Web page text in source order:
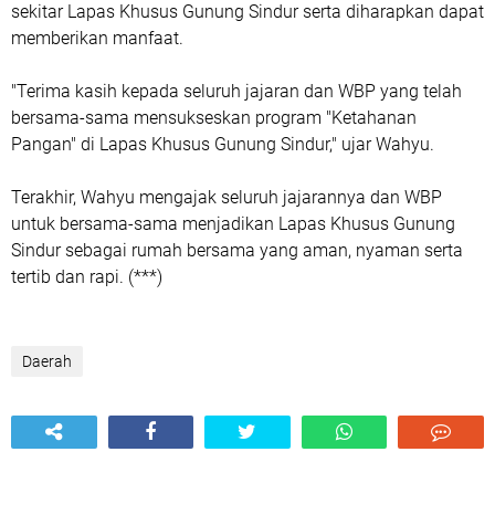
sekitar Lapas Khusus Gunung Sindur serta diharapkan dapat
memberikan manfaat.
"Terima kasih kepada seluruh jajaran dan WBP yang telah
bersama-sama mensukseskan program "Ketahanan
Pangan" di Lapas Khusus Gunung Sindur," ujar Wahyu.
Terakhir, Wahyu mengajak seluruh jajarannya dan WBP
untuk bersama-sama menjadikan Lapas Khusus Gunung
Sindur sebagai rumah bersama yang aman, nyaman serta
tertib dan rapi. (***)
Daerah